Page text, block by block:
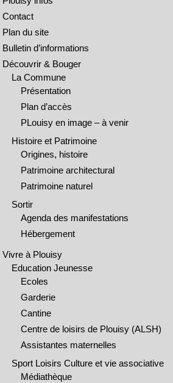
Contact
Plan du site
Bulletin d’informations
Découvrir & Bouger
La Commune
Présentation
Plan d’accès
PLouisy en image – à venir
Histoire et Patrimoine
Origines, histoire
Patrimoine architectural
Patrimoine naturel
Sortir
Agenda des manifestations
Hébergement
Vivre à Plouisy
Education Jeunesse
Ecoles
Garderie
Cantine
Centre de loisirs de Plouisy (ALSH)
Assistantes maternelles
Sport Loisirs Culture et vie associative
Médiathèque